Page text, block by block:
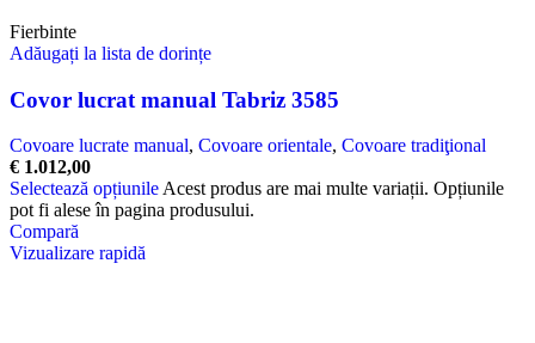
Fierbinte
Adăugați la lista de dorințe
Covor lucrat manual Tabriz 3585
Covoare lucrate manual, Covoare orientale, Covoare tradiţional
€ 1.012,00
Selectează opțiunile Acest produs are mai multe variații. Opțiunile
pot fi alese în pagina produsului.
Compară
Vizualizare rapidă